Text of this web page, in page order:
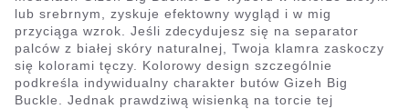
lub srebrnym, zyskuje efektowny wygląd i w mig
przyciąga wzrok. Jeśli zdecydujesz się na separator
palców z białej skóry naturalnej, Twoja klamra zaskoczy
się kolorami tęczy. Kolorowy design szczególnie
podkreśla indywidualny charakter butów Gizeh Big
Buckle. Jednak prawdziwą wisienką na torcie tej